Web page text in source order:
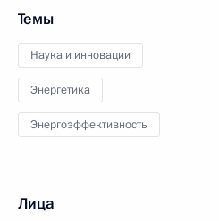
Темы
Наука и инновации
Энергетика
Энергоэффективность
Лица